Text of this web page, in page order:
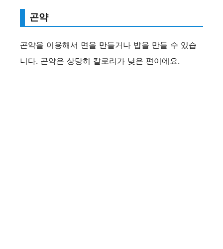
곤약
곤약을 이용해서 면을 만들거나 밥을 만들 수 있습
니다. 곤약은 상당히 칼로리가 낮은 편이에요.